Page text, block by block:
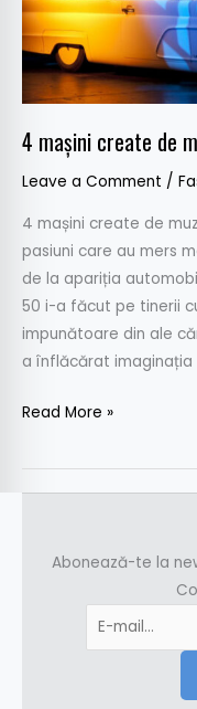
4 mașini create de
Leave a Comment /
4 mașini create de
pasiuni care au mers
de la apariția
50 i-a făcut pe tinerii
impunătoare din ale
a înflăcărat imaginația
Read More »
Abonează-te la